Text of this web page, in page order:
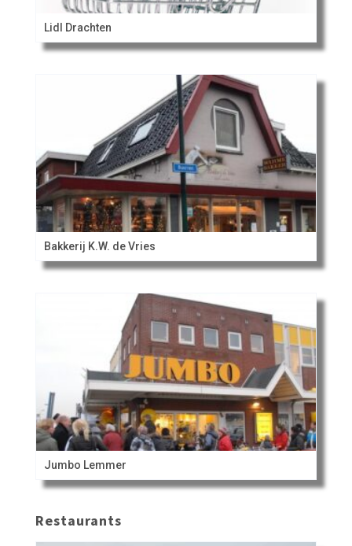
Lidl Drachten
Bakkerij K.W. de Vries
Jumbo Lemmer
Restaurants